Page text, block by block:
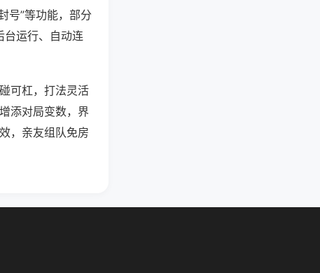
号”等功能，部分
台运行、自动连
可杠，打法灵活
添对局变数，界
，亲友组队免房